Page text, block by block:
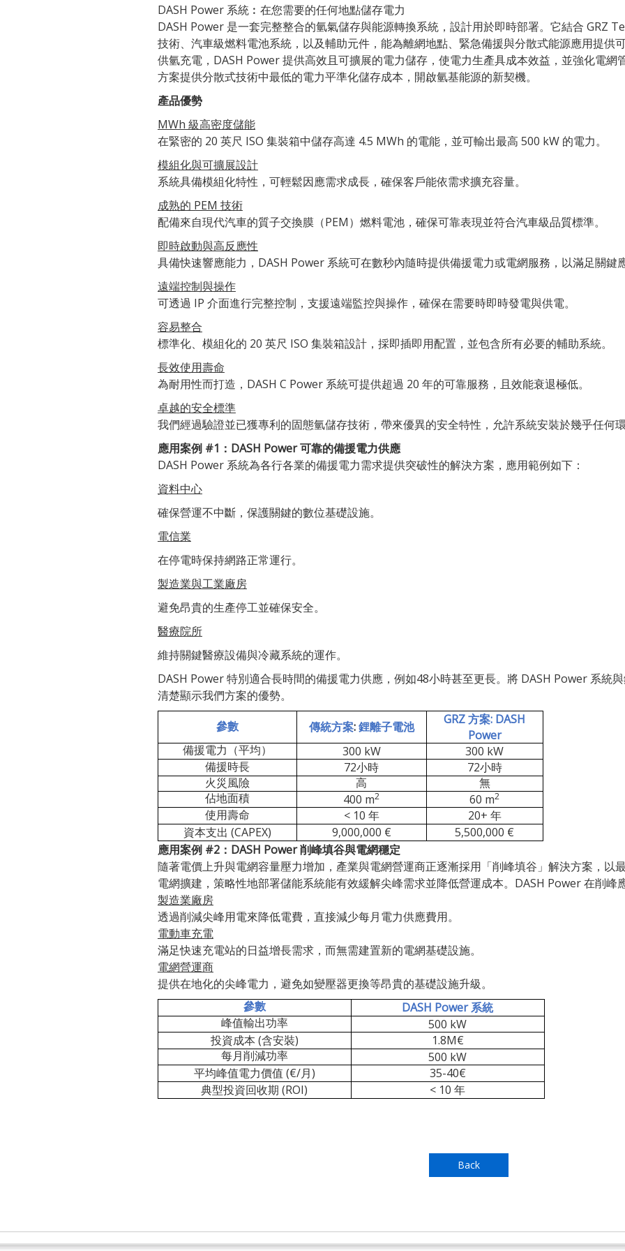
DASH Power 系統︰在您需要的任何地點儲存電力
DASH Power 是一套完整整合的氫氣儲存與能源轉換系統，設計用於即時部署。它結合 GRZ
技術、汽車級燃料電池系統，以及輔助元件，能為離網地點、緊急備援與分散式能源應用提供
供氫充電，DASH Power 提供高效且可擴展的電力儲存，使電力生產具成本效益，並強化電網
方案提供分散式技術中最低的電力平準化儲存成本，開啟氫基能源的新契機。
產品優勢
MWh 級高密度儲能
在緊密的 20 英尺 ISO 集裝箱中儲存高達 4.5 MWh 的電能，並可輸出最高 500 kW 的電力。
模組化與可擴展設計
系統具備模組化特性，可輕鬆因應需求成長，確保客戶能依需求擴充容量。
成熟的 PEM 技術
配備來自現代汽車的質子交換膜（PEM）燃料電池，確保可靠表現並符合汽車級品質標準。
即時啟動與高反應性
具備快速響應能力，DASH Power 系統可在數秒內隨時提供備援電力或電網服務，以滿足關鍵應
遠端控制與操作
可透過 IP 介面進行完整控制，支援遠端監控與操作，確保在需要時即時發電與供電。
容易整合
標準化、模組化的 20 英尺 ISO 集裝箱設計，採即插即用配置，並包含所有必要的輔助系統。
長效使用壽命
為耐用性而打造，DASH C Power 系統可提供超過 20 年的可靠服務，且效能衰退極低。
卓越的安全標準
我們經過驗證並已獲專利的固態氫儲存技術，帶來優異的安全特性，允許系統安裝於幾乎任何環
應用案例 #1：DASH Power 可靠的備援電力供應
DASH Power 系統為各行各業的備援電力需求提供突破性的解決方案，應用範例如下：
資料中心
確保營運不中斷，保護關鍵的數位基礎設施。
電信業
在停電時保持網路正常運行。
製造業與工業廠房
避免昂貴的生產停工並確保安全。
醫療院所
維持關鍵醫療設備與冷藏系統的運作。
DASH Power 特別適合長時間的備援電力供應，例如48小時甚至更長。將 DASH Power 系統
清楚顯示我們方案的優勢。
參數 傳統方案: 鋰離子電池
GRZ方案: DASH
Power
備援電力（平均） 300 kW 300 kW
備援時長 72小時 72小時
火災風險
高
無
佔地面積
400 m2 60 m2
使用壽命
< 10 年 20+ 年
資本支出 (CAPEX) 9,000,000 €
5,500,000 €
應用案例 #2：DASH Power 削峰填谷與電網穩定
隨著電價上升與電網容量壓力增加，產業與電網營運商正逐漸採用「削峰填谷」解決方案，以
電網擴建，策略性地部署儲能系統能有效緩解尖峰需求並降低營運成本。DASH Power 在削峰
製造業廠房
透過削減尖峰用電來降低電費，直接減少每月電力供應費用。
電動車充電
滿足快速充電站的日益增長需求，而無需建置新的電網基礎設施。
電網營運商
提供在地化的尖峰電力，避免如變壓器更換等昂貴的基礎設施升級。
參數 DASH Power系統
峰值輸出功率
500 kW
投資成本 (含安裝) 1.8M€
每月削減功率 500 kW
平均峰值電力價值 (€/月 ) 35-40€
典型投資回收期 (ROI) < 10年
Back